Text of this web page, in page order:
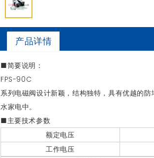
产品详情
■简要说明：
FPS-90C
系列电磁阀设计新颖，结构独特，具有优越的
水家电中。
■主要技术参数
额定电压
工作电压